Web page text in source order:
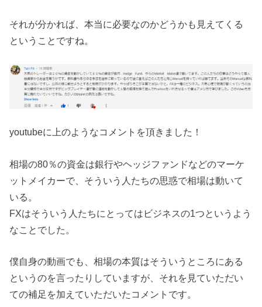
それが分かれば、本当に必要なのかどうかも見えてくる
ということですね。
youtubeに上のようなコメントを頂きました！
相場の80％の資金は銀行やヘッジファンドなどのマーケ
ットメイカーで、そういう人たちの思惑で相場は動いて
いる。
FXはそういう人たちにとってはビジネスの1つというよう
なことでした。
僕自身の動画でも、相場の本質はそういうところにある
というのを言ったりしていますが、それを見ていただい
ての補足を加えていただいたコメントです。